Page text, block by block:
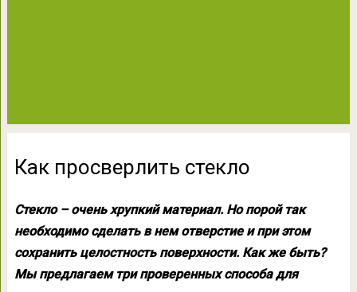
Как просверлить стекло
Стекло – очень хрупкий материал. Но порой так
необходимо сделать в нем отверстие и при этом
сохранить целостность поверхности. Как же быть?
Мы предлагаем три проверенных способа для